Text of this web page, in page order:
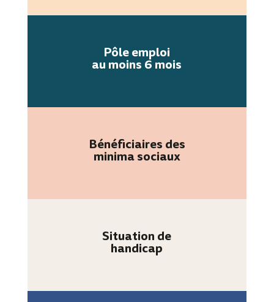
Pôle emploi
au moins 6 mois
Bénéficiaires des
minima sociaux
Situation de
handicap